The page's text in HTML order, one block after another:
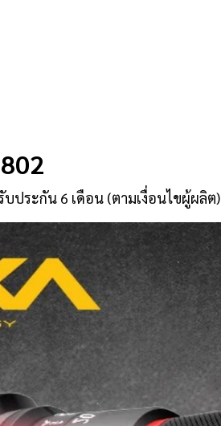
ประกัน 6 เดือน (ตามเงื่อนไขผู้ผลิต)